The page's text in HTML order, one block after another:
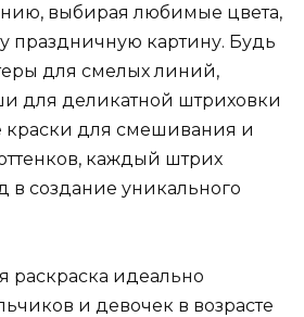
выбирая любимые цвета,
праздничную картину. Будь
для смелых линий,
для деликатной штриховки
для смешивания и
каждый штрих
в создание уникального
раскраска идеально
и девочек в возрасте